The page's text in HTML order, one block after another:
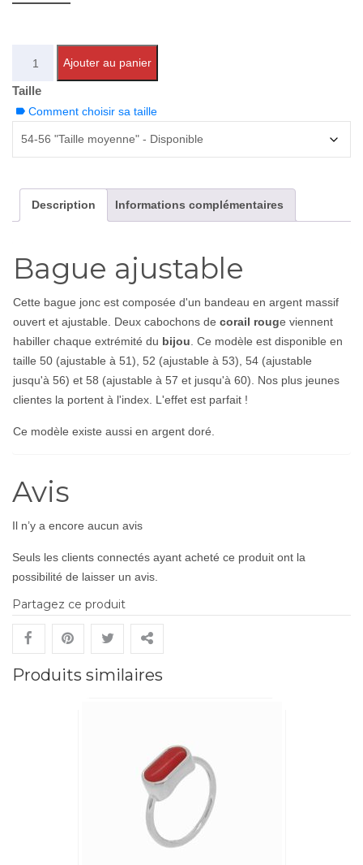
Ajouter au panier
Taille
Comment choisir sa taille
Description Informations complémentaires
Bague ajustable
Cette bague jonc est composée d'un bandeau en argent massif
ouvert et ajustable. Deux cabochons de corail rouge viennent
habiller chaque extrémité du bijou . Ce modèle est disponible en
taille 50 (ajustable à 51), 52 (ajustable à 53), 54 (ajustable
jusqu'à 56) et 58 (ajustable à 57 et jusqu'à 60). Nos plus jeunes
clientes la portent à l'index. L'effet est parfait !
Ce modèle existe aussi en argent doré
Avis
Il n’y a encore aucun avis
Seuls les clients connectés ayant acheté ce produit ont la
possibilité de laisser un avis.
Partagez ce produit
Produits similaires